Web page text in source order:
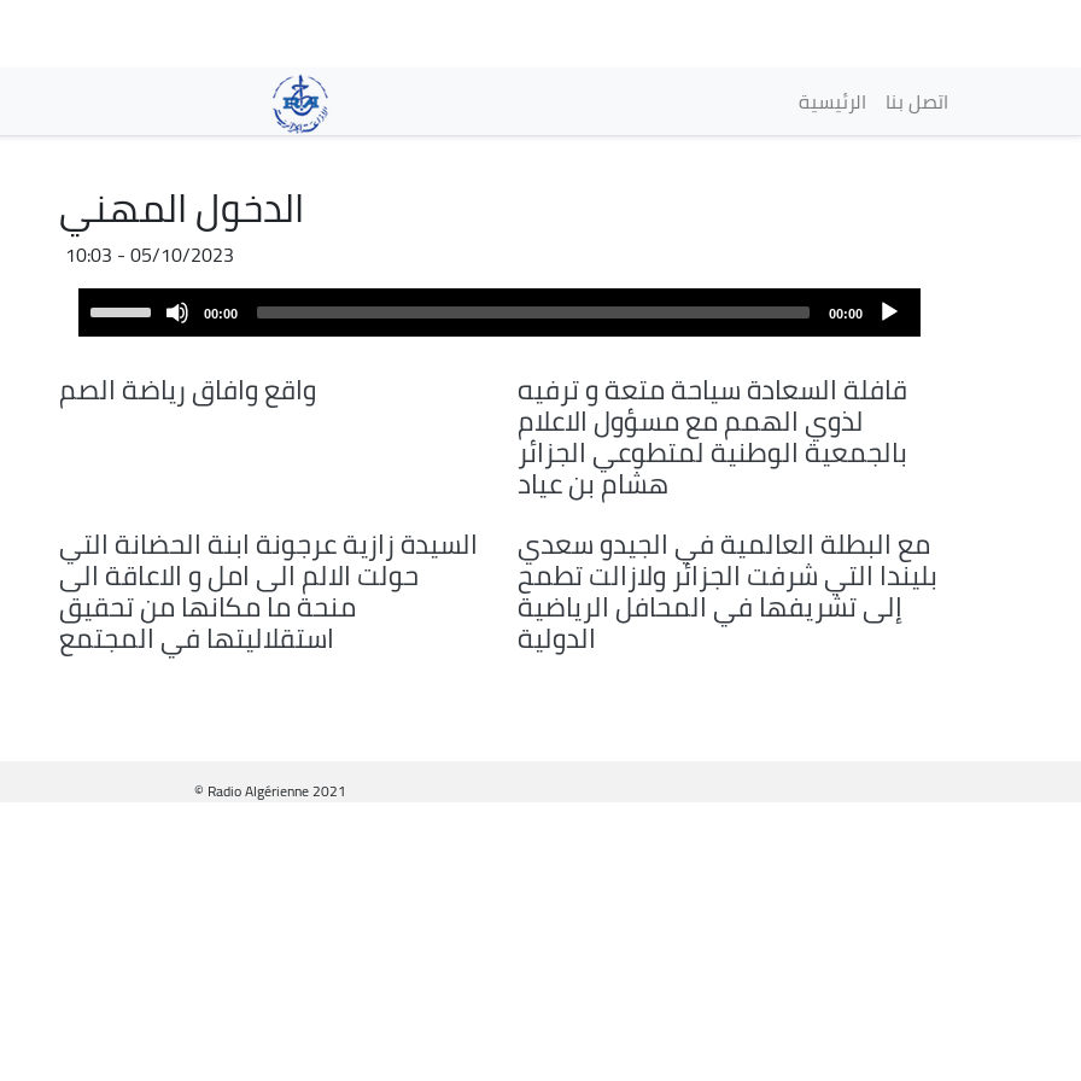
contenido
principal
Navegación
الرئيسية اتصل بنا
الدخول المهني
05/10/2023 - 10:03
Archivo
audio
Player
00:00
00:00
keys
volume.
قافلة السعادة سياحة متعة و ترفيه
لذوي الهمم مع مسؤول الاعلام
بالجمعية الوطنية لمتطوعي الجزائر
هشام بن عياد
واقع وافاق رياضة الصم
مع البطلة العالمية في الجيدو سعدي
بليندا التي شرفت الجزائر ولازالت تطمح
إلى تشريفها في المحافل الرياضية
الدولية
السيدة زازية عرجونة ابنة الحضانة التي
حولت الالم الى امل و الاعاقة الى
منحة ما مكانها من تحقيق
استقلاليتها في المجتمع
© Radio Algérienne 2021